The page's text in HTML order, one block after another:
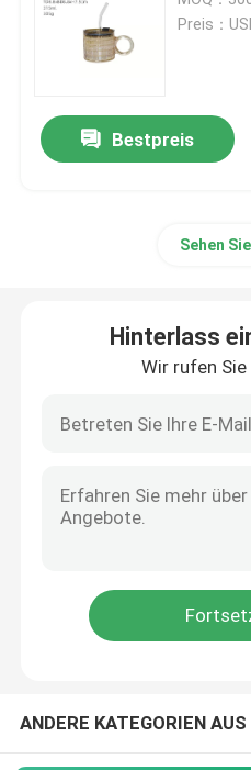
Flaschen für
Glasweckglas
Bierkrug aus Glas
Glasweindekanzer
Preis：
Bestpreis
Sehen
Hinterlass
Wir rufen
ANDERE KATEGORIEN AUS